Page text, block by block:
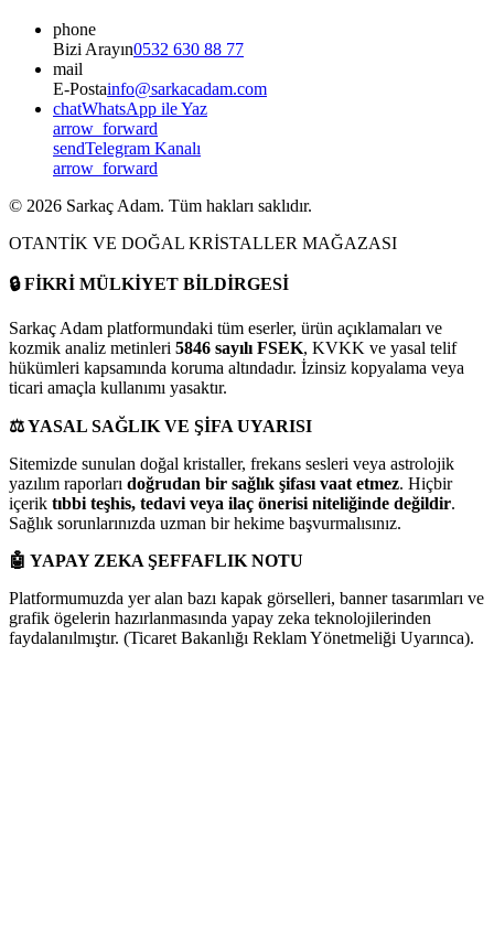
phone
Bizi Arayın0532 630 88 77
mail
E-Postainfo@sarkacadam.com
chatWhatsApp ile Yaz
arrow_forward
sendTelegram Kanalı
arrow_forward
© 2026 Sarkaç Adam. Tüm hakları saklıdır.
OTANTİK VE DOĞAL KRİSTALLER MAĞAZASI
🔒FİKRİ MÜLKİYET BİLDİRGESİ
Sarkaç Adam platformundaki tüm eserler, ürün açıklamaları ve
kozmik analiz metinleri 5846 sayılı FSEK, KVKK ve yasal telif
hükümleri kapsamında koruma altındadır. İzinsiz kopyalama veya
ticari amaçla kullanımı yasaktır.
⚖️YASAL SAĞLIK VE ŞİFA UYARISI
Sitemizde sunulan doğal kristaller, frekans sesleri veya astrolojik
yazılım raporları doğrudan bir sağlık şifası vaat etmez. Hiçbir
içerik tıbbi teşhis, tedavi veya ilaç önerisi niteliğinde değildir.
Sağlık sorunlarınızda uzman bir hekime başvurmalısınız.
🤖 YAPAY ZEKA ŞEFFAFLIK NOTU
Platformumuzda yer alan bazı kapak görselleri, banner tasarımları ve
grafik ögelerin hazırlanmasında yapay zeka teknolojilerinden
faydalanılmıştır. (Ticaret Bakanlığı Reklam Yönetmeliği Uyarınca).